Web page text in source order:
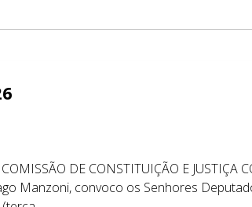
DE CONSTITUIÇÃO E
Manzoni, convoco os Senhores